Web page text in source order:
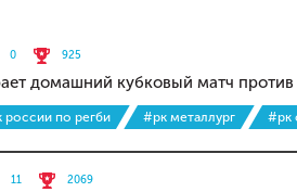
0 925
домашний кубковый матч
россии по регби #рк металлург #рк
11 2069